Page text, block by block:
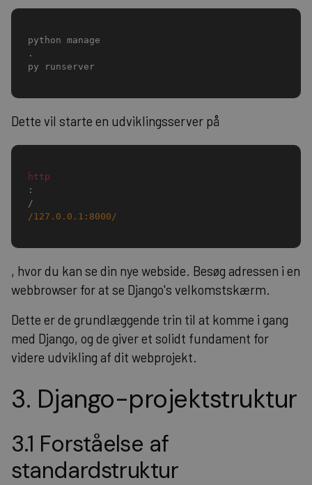
python manage
.
py runserver
Dette vil starte en udviklingsserver på
http
:
/
/127.0.0.1:8000/
, hvor du kan se din nye webside. Besøg adressen i en
webbrowser for at se Django's velkomstskærm.
Dette er de grundlæggende trin til at komme i gang
med Django, og de giver et solidt fundament for
videre udvikling af dit webprojekt.
3. Django-projektstruktur
3.1 Forståelse af
standardstruktur